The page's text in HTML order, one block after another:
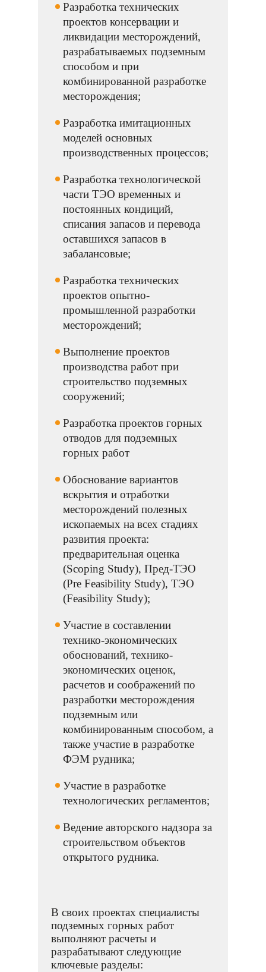
Разработка технических
проектов консервации и
ликвидации месторождений,
разрабатываемых подземным
способом и при
комбинированной разработке
месторождения;
Разработка имитационных
моделей основных
производственных процессов;
Разработка технологической
части ТЭО временных и
постоянных кондиций,
списания запасов и перевода
оставшихся запасов в
забалансовые;
Разработка технических
проектов опытно-
промышленной разработки
месторождений;
Выполнение проектов
производства работ при
строительство подземных
сооружений;
Разработка проектов горных
отводов для подземных
горных работ
Обоснование вариантов
вскрытия и отработки
месторождений полезных
ископаемых на всех стадиях
развития проекта:
предварительная оценка
(Scoping Study), Пред-ТЭО
(Pre Feasibility Study), ТЭО
(Feasibility Study);
Участие в составлении
технико-экономических
обоснований, технико-
экономических оценок,
расчетов и соображений по
разработки месторождения
подземным или
комбинированным способом, а
также участие в разработке
ФЭМ рудника;
Участие в разработке
технологических регламентов;
Ведение авторского надзора за
строительством объектов
открытого рудника.
В своих проектах специалисты
подземных горных работ
выполняют расчеты и
разрабатывают следующие
ключевые разделы: